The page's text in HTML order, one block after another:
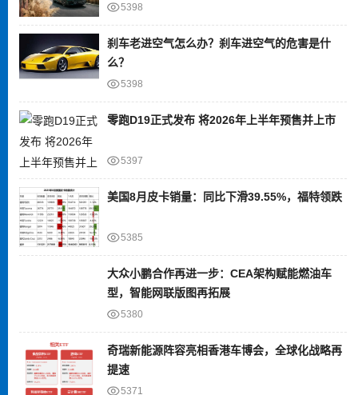
5398
刹车老进空气怎么办？刹车进空气的危害是什
么？
5398
零跑D19正式发布 将2026年上半年预售并上市
5397
美国8月皮卡销量：同比下滑39.55%，福特领跌
5385
大众小鹏合作再进一步：CEA架构赋能燃油车
型，智能网联版图再拓展
5380
奇瑞新能源阵容亮相香港车博会，全球化战略再
提速
5371